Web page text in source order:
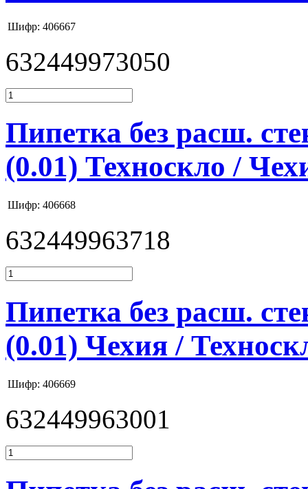
Шифр: 406667
632449973050
Пипетка без расш.
(0.01) Техноскло /
Шифр: 406668
632449963718
Пипетка без расш.
(0.01) Чехия /
Шифр: 406669
632449963001